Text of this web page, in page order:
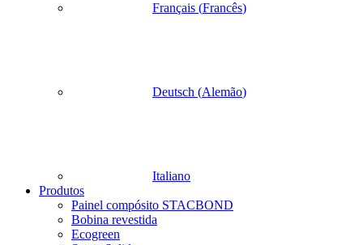
Français (Francês)
Deutsch (Alemão)
Italiano
Produtos
Painel compósito STACBOND
Bobina revestida
Ecogreen